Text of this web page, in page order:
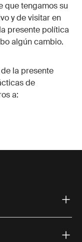
que tengamos su
y de visitar en
presente política
algún cambio.
la presente
de
a: